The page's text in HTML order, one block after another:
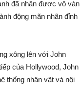
đã nhận được vô vàn
động mãn nhãn đỉnh
xông lên với John
của Hollywood, John
thống nhân vật và nội